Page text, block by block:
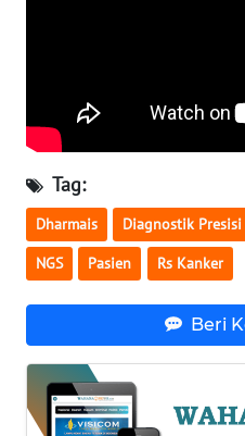
Tag:
Dharmais Diagnostik Presisi
NGS Pasien Rs Kanker
Beri
SULTENG
SULBAR
WN
BABEL
SUMBAR
WN
SUMSEL